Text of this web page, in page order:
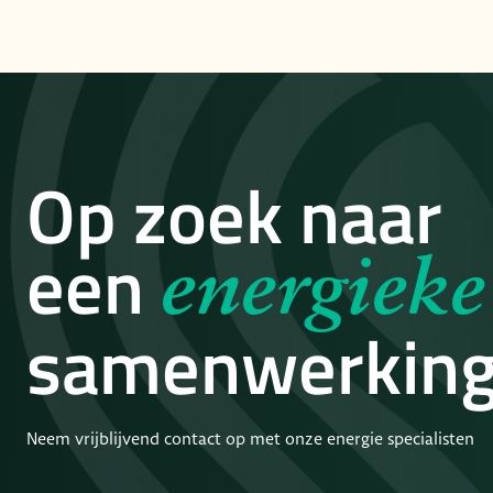
Op zoek naar
een energieke
Neem vrijblijvend contact op met onze energie specialisten